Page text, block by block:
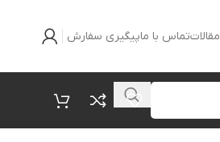
مقالاتتماس با ماپیگیری سفارش